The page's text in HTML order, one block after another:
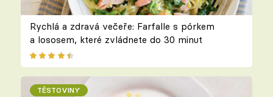
Rychlá a zdravá večeře: Farfalle s pórkem
a lososem, které zvládnete do 30 minut
TĚSTOVINY